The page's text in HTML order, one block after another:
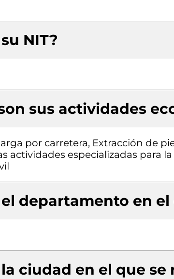
NIT?
sus actividades
por carretera, Extracción de
actividades especializadas para
el departamento en
la ciudad en el que se